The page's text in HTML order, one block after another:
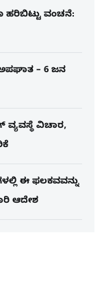
ಹರಿಬಿಟ್ಟು ವಂಚನೆ:
– 6 ಜನ
ವ್ಯವಸ್ಥೆ ವಿಚಾರ,
ಈ ಫಲಕವವನ್ನು
ಆದೇಶ